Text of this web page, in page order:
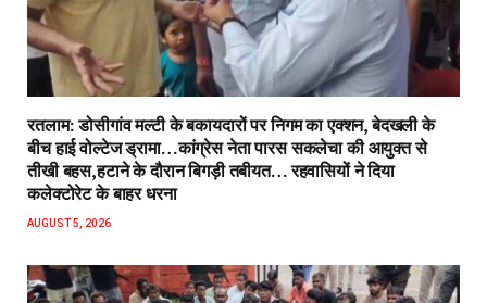
रतलाम: डोसीगांव मल्टी के बकायदारों पर निगम का एक्शन, बेदखली के
बीच हाई वोल्टेज ड्रामा…कांग्रेस नेता पारस सकलेचा की आयुक्त से
तीखी बहस,हटाने के दौरान बिगड़ी तबीयत… रहवासियों ने दिया
कलेक्टोरेट के बाहर धरना
AUGUST 5, 2026